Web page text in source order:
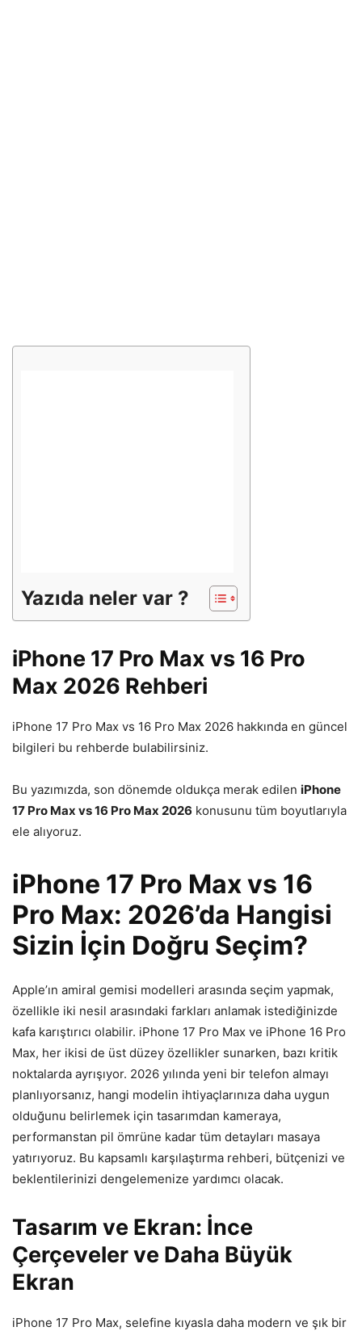
Yazıda neler var ?
iPhone 17 Pro Max vs 16 Pro
Max 2026 Rehberi
iPhone 17 Pro Max vs 16 Pro Max 2026 hakkında en güncel
bilgileri bu rehberde bulabilirsiniz.
Bu yazımızda, son dönemde oldukça merak edilen iPhone
17 Pro Max vs 16 Pro Max 2026 konusunu tüm boyutlarıyla
ele alıyoruz.
iPhone 17 Pro Max vs 16
Pro Max: 2026’da Hangisi
Sizin İçin Doğru Seçim?
Apple’ın amiral gemisi modelleri arasında seçim yapmak,
özellikle iki nesil arasındaki farkları anlamak istediğinizde
kafa karıştırıcı olabilir. iPhone 17 Pro Max ve iPhone 16 Pro
Max, her ikisi de üst düzey özellikler sunarken, bazı kritik
noktalarda ayrışıyor. 2026 yılında yeni bir telefon almayı
planlıyorsanız, hangi modelin ihtiyaçlarınıza daha uygun
olduğunu belirlemek için tasarımdan kameraya,
performanstan pil ömrüne kadar tüm detayları masaya
yatırıyoruz. Bu kapsamlı karşılaştırma rehberi, bütçenizi ve
beklentilerinizi dengelemenize yardımcı olacak.
Tasarım ve Ekran: İnce
Çerçeveler ve Daha Büyük
Ekran
iPhone 17 Pro Max, selefine kıyasla daha modern ve şık bir